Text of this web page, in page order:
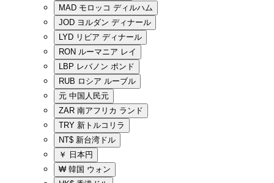
MAD モロッコ ディルハム
JOD ヨルダン ディナール
LYD リビア ディナール
RON ルーマニア レイ
LBP レバノン ポンド
RUB ロシア ルーブル
元 中国人民元
ZAR 南アフリカ ランド
TRY 新トルコリラ
NT$ 新台湾ドル
￥
日本円
₩ 韓国 ウォン